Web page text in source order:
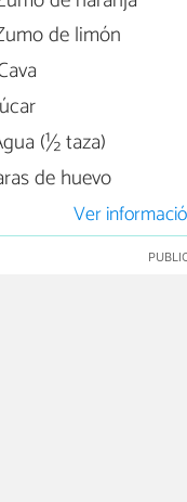
de limón
(½ taza)
de huevo
Ver